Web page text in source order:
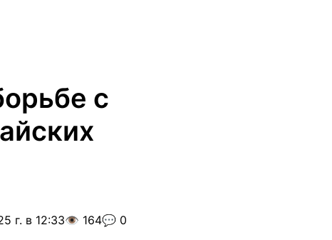
с
г. в 12:33👁️ 164💬 0